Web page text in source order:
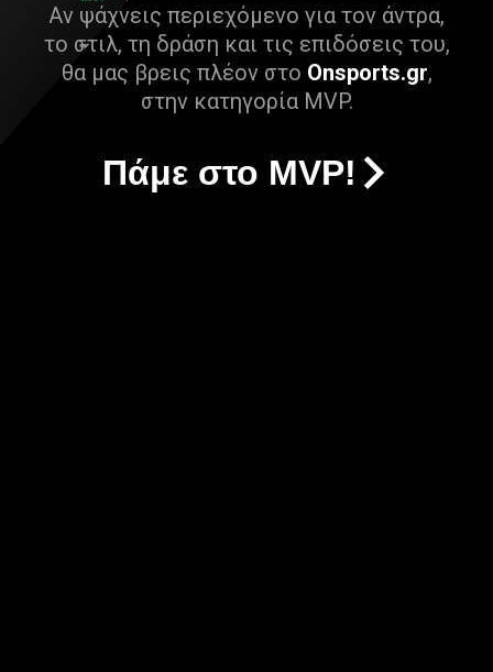
Αν ψάχνεις περιεχόμενο για τον άντρα,
το στιλ, τη δράση και τις επιδόσεις του,
θα μας βρεις πλέον στο Onsports.gr,
στην κατηγορία MVP.
Πάμε στο MVP!